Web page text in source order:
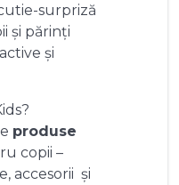
surpriză
și părinți
și
produse
copii –
accesorii și